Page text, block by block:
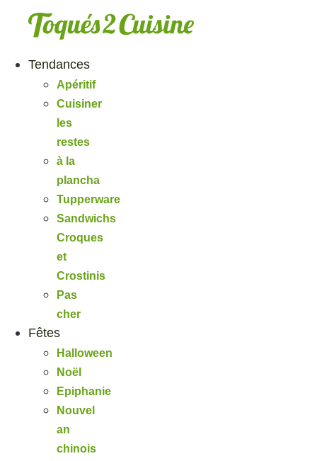
Tendances
Apéritif
Cuisiner
les
restes
à la
plancha
Tupperware
Sandwichs
Croques
et
Crostinis
Pas
cher
Fêtes
Halloween
Noël
Epiphanie
Nouvel
an
chinois